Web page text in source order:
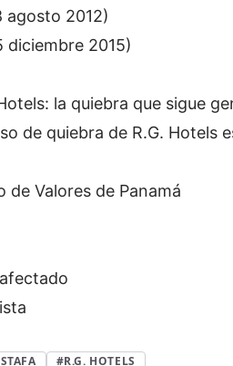
agosto 2012)
diciembre 2015)
la quiebra que sigue
de quiebra de R.G. Hotels
de Valores de Panamá
#R.G. HOTELS